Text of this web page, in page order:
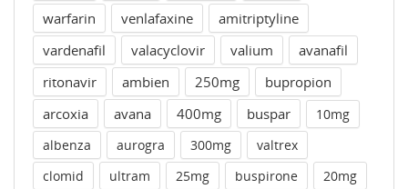
warfarin
venlafaxine
amitriptyline
vardenafil
valacyclovir valium
avanafil
ritonavir
ambien 250mg
bupropion
arcoxia
avana 400mg buspar
10mg
albenza
aurogra 300mg
valtrex
clomid
ultram 25mg buspirone
20mg